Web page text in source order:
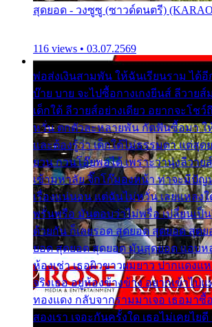
สุดยอด - วงซูซู (ซาวด์ดนตรี)
116 views • 03.07.2569
พ่อส่งเงินสามพัน ให้ฉันเรียนราม ได้
บ๊าย บาย จะไปซื้อกางเกงยีนส์ ลีวายส์
เด็กใต้ ลีวายส์อย่างเดียว อยากจะโชว์
หวั่น ตกตัวละหลายพัน กัดฟันซื้อมา ใ
และต้องรู้ว่า เด็กใต้ไม่ธรรมดา แต่สุด
ยวน กวนโอ๊ยพอได้ เพราะว่านุ่งลีวาย
เข้ามหาลัย จิ๊กโก๊มองหน้า ท่าจะมีปัญ
เรื่องแน่นอน แต่ฉันไม่หวั่น เลยแหลง
พรั่นพรือ มันตอบว่าไม่พรื่อ เปลี่ยนเป็น
ด้วยกัน ก็เลยรอด สุดยอด สุดยอด สุด
ยอด สุดยอด สุดยอด มันสุดยอด แอบห
ห้องเช่า เธอผิวขาวผมยาว ปากแดงแ
จริงเธอ อยู่ห้องข้างข้าง อยากเข้าไป
ทองแดง กลับจากรามมาเจอ เธอมา
สองเรา เจอะกันครั้งใด เธอไม่เคยไย